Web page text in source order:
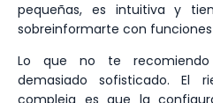
pequeñas, es intuitiva y
sobreinformarte con funciones
Lo que no te
demasiado sofisticado. El